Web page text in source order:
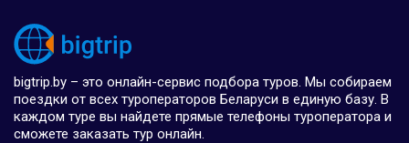
bigtrip.by – это онлайн-сервис подбора туров. Мы собираем
поездки от всех туроператоров Беларуси в единую базу. В
каждом туре вы найдете прямые телефоны туроператора и
сможете заказать тур онлайн.